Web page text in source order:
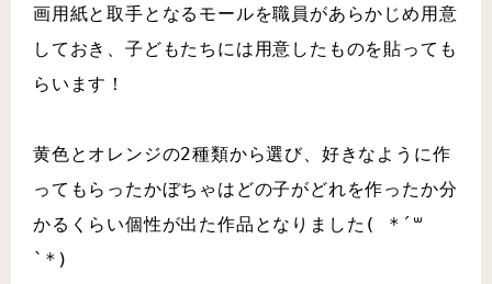
画用紙と取手となるモールを職員があらかじめ用意
しておき、子どもたちには用意したものを貼っても
らいます！
黄色とオレンジの2種類から選び、好きなように作
ってもらったかぼちゃはどの子がどれを作ったか分
かるくらい個性が出た作品となりました( *´꒳
`*)